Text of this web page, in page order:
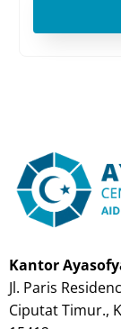
Kantor
Jl. Paris
Ciputat Timur.,